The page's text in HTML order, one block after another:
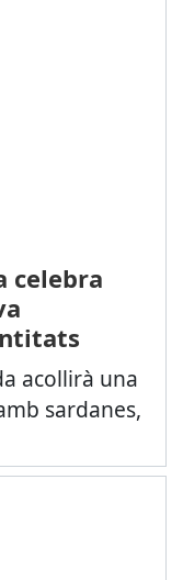
celebra
acollirà una
sardanes,